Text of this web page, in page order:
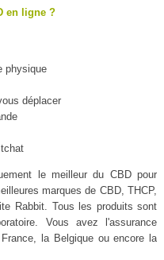
en ligne ?
physique
déplacer
le meilleur du CBD pour
marques de CBD, THCP,
Rabbit. Tous les produits sont
Vous avez l'assurance
la Belgique ou encore la